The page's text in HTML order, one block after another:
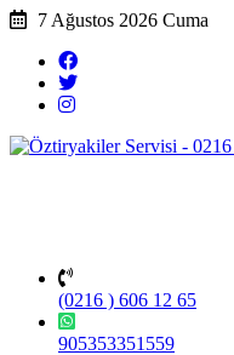
7 Ağustos 2026 Cuma
(0216 ) 606 12 65
905353351559